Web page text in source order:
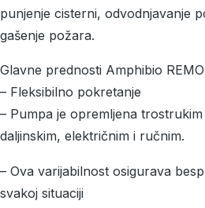
punjenje cisterni, odvodnjavanje
gašenje požara.
Glavne prednosti Amphibio
– Fleksibilno pokretanje
– Pumpa je opremljena
daljinskim, električnim i ručnim.
– Ova varijabilnost osigurava
svakoj situaciji